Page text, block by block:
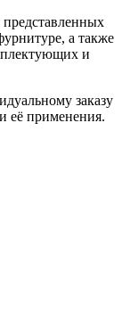
представленных
а также
и
заказу
её применения.